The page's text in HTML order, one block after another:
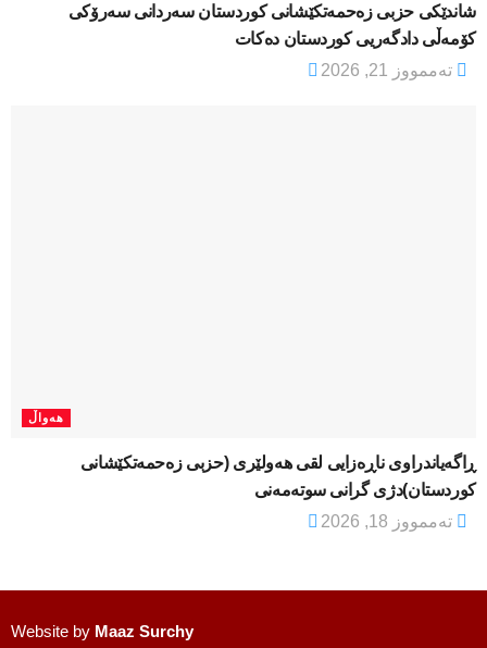
شاندێکی حزبی زەحمەتکێشانی کوردستان سەردانی سەرۆکی
کۆمەڵی دادگەریی کوردستان دەکات
تەممووز 21, 2026
هەواڵ
ڕاگەیاندراوی ناڕەزایی لقی هەولێری (حزبی زەحمەتکێشانی
کوردستان)دژی گرانی سوتەمەنی
تەممووز 18, 2026
Website by Maaz Surchy